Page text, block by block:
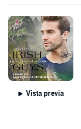
Vista previa